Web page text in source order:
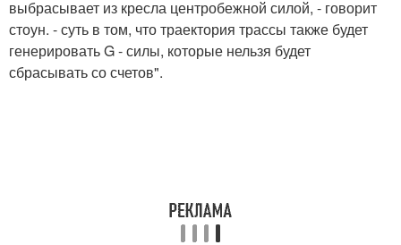
выбрасывает из кресла центробежной силой, - говорит
стоун. - суть в том, что траектория трассы также будет
генерировать G - силы, которые нельзя будет
сбрасывать со счетов".